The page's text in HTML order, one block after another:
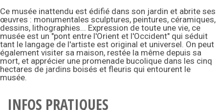
Ce musée inattendu est édifié dans son jardin et abrite ses
œuvres : monumentales sculptures, peintures, céramiques,
dessins, lithographies... Expression de toute une vie, ce
musée est un "pont entre l'Orient et l'Occident" qui séduit
tant le langage de l'artiste est original et universel. On peut
également visiter sa maison, restée la même depuis sa
mort, et apprécier une promenade bucolique dans les cinq
hectares de jardins boisés et fleuris qui entourent le
musée.
INFOS PRATIQUES